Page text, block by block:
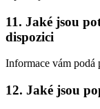
11. Jaké jsou
dispozici
Informace vám podá
12. Jaké jsou